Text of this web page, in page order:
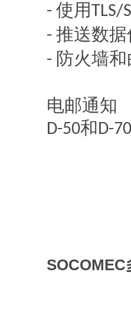
- 使用TLS/
- 推送数
- 防火墙
电邮通知
D-50和D-70
SOCOMEC